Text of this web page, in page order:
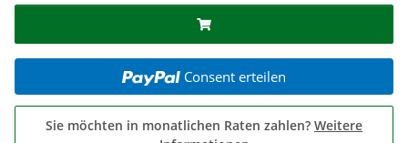
Consent erteilen
Sie möchten in monatlichen Raten zahlen? Weitere